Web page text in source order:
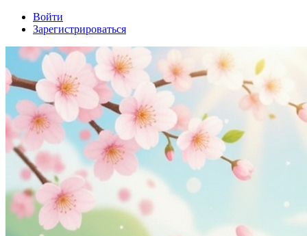
Войти
Зарегистрироваться